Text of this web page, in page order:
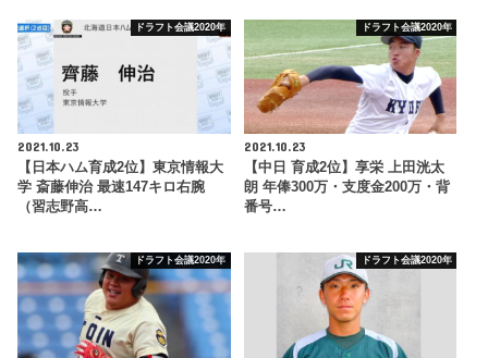
ドラフト会議2020年
2021.10.23
【日本ハム育成2位】東京情報大
学 斎藤伸治 最速147キロ右腕
（習志野高…
ドラフト会議2020年
2021.10.23
【中日 育成2位】享栄 上田洸太
朗 年俸300万・支度金200万・背
番号…
ドラフト会議2020年 ドラフト会議2020年